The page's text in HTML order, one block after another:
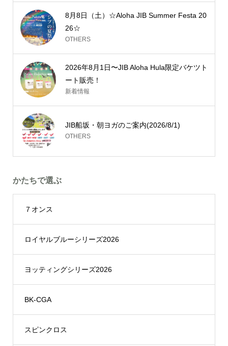
8月8日（土）☆Aloha JIB Summer Festa 20
26☆
OTHERS
2026年8月1日〜JIB Aloha Hula限定バケツト
ート販売！
新着情報
JIB船坂・朝ヨガのご案内(2026/8/1)
OTHERS
かたちで選ぶ
７オンス
ロイヤルブルーシリーズ2026
ヨッティングシリーズ2026
BK-CGA
スピンクロス